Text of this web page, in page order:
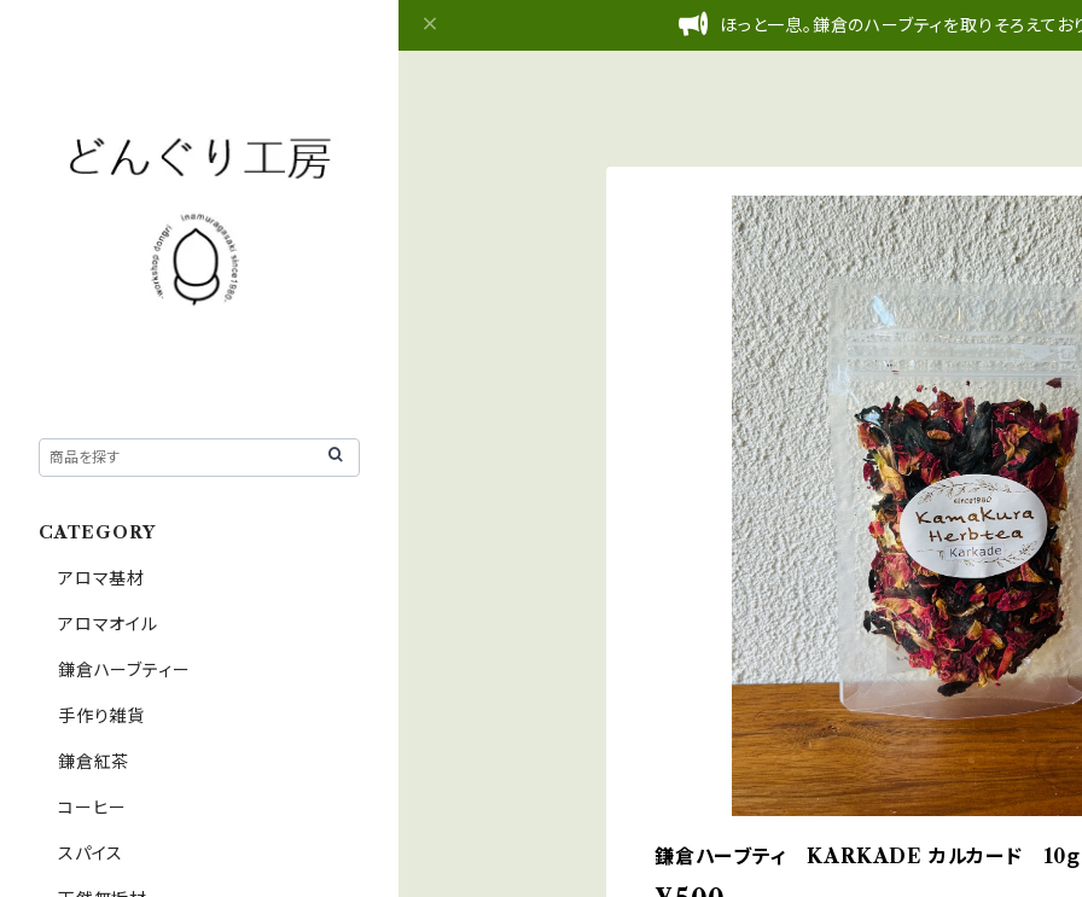
ほっと一息。鎌倉のハーブティを取りそろえてお
鎌倉ハーブティ KARKADE カルカード 10ｇ
CATEGORY
アロマ基材
アロマオイル
鎌倉ハーブティー
手作り雑貨
鎌倉紅茶
コーヒー
スパイス